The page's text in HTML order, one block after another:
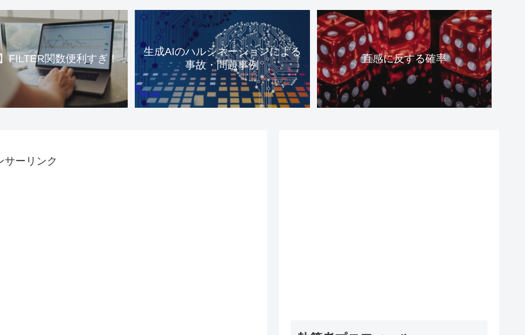
FILTER関数便利すぎ！
生成AIのハルシネーションによる
事故・問題事例
直感に反する確率
サーリンク